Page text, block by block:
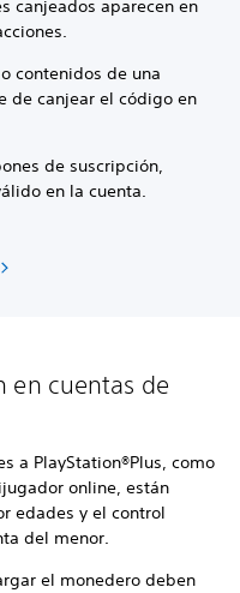
canjeados aparecen en
contenidos de una
de canjear el código en
de suscripción,
en la cuenta.
en cuentas de
a PlayStation®Plus, como
online, están
edades y el control
del menor.
el monedero deben